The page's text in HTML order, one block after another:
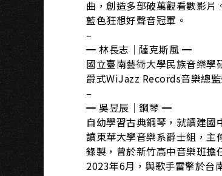
曲，創造多部破萬觀看數影片
藍色狂想好聲音冠軍。
–
━ 林長志｜薩克斯風 ━
國立臺南藝術大學民族音樂
爵式WiJazz Records音樂總
–
━ 吳昱辰｜鋼琴 ━
自幼學習古典鋼琴，就讀建
讀東華大學音樂系爵士組，主
錄製，曾於新竹高中音樂班擔
2023年6月，與歌手雷擎於台